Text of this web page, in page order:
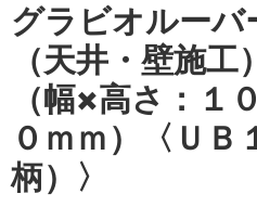
グラビオルー
（天井・壁施
（幅×高さ：１
０ｍｍ）〈ＵＢ
柄）〉